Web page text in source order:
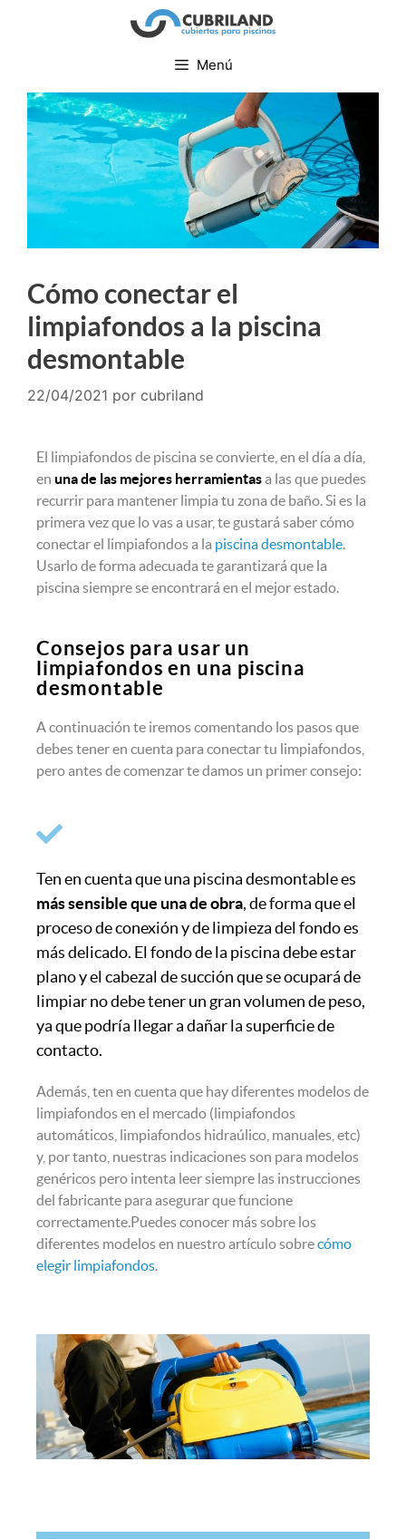
Menú
Cómo conectar el
limpiafondos a la piscina
desmontable
22/04/2021 por cubriland
El limpiafondos de piscina se convierte, en el día a día,
en una de las mejores herramientasa las que puedes
recurrir para mantener limpia tu zona de baño. Si es la
primera vez que lo vas a usar, te gustará saber cómo
conectar el limpiafondos a la piscina desmontable.
Usarlo de forma adecuada te garantizará que la
piscina siempre se encontrará en el mejor estado.
Consejos para usar un
limpiafondos en una piscina
desmontable
A continuación te iremos comentando los pasos que
debes tener en cuenta para conectar tu limpiafondos,
pero antes de comenzar te damos un primer consejo:
Ten en cuenta que una piscina desmontable es
más sensible que una de obra, de forma que el
proceso de conexión y de limpieza del fondo es
más delicado. El fondo de la piscina debe estar
plano y el cabezal de succión que se ocupará de
limpiar no debe tener un gran volumen de peso,
ya que podría llegar a dañar la superficie de
contacto.
Además, ten en cuenta que hay diferentes modelos de
limpiafondos en el mercado (limpiafondos
automáticos, limpiafondos hidraúlico, manuales, etc)
y, por tanto, nuestras indicaciones son para modelos
genéricos pero intenta leer siempre las instrucciones
del fabricante para asegurar que funcione
correctamente.Puedes conocer más sobre los
diferentes modelos en nuestro artículo sobrecómo
elegir limpiafondos.